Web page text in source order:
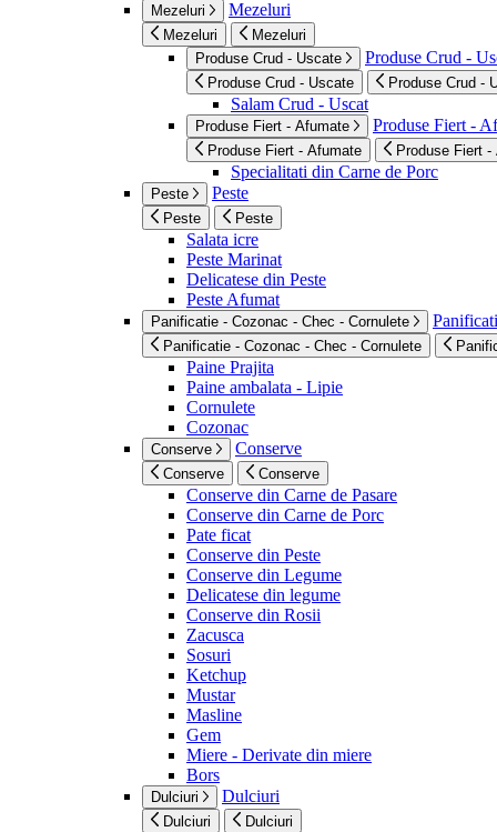
Mezeluri Mezeluri
Mezeluri
Mezeluri
Produse Crud - Uscate
Produse Crud -
Produse Crud - Uscate Produse Crud -
Salam Crud - Uscat
Produse Fiert - Afumate Produse Fiert -
Produse Fiert - Afumate Produse Fiert -
Specialitati din Carne de Porc
Peste Peste
Peste Peste
Salata icre
Peste Marinat
Delicatese din Peste
Peste Afumat
Panificatie - Cozonac - Chec - Cornulete
Panificatie - Cozonac - Chec - Cornulete
Paine Prajita
Paine ambalata - Lipie
Cornulete
Cozonac
Conserve Conserve
Conserve Conserve
Conserve din Carne de Pasare
Conserve din Carne de Porc
Pate ficat
Conserve din Peste
Conserve din Legume
Delicatese din legume
Conserve din Rosii
Zacusca
Sosuri
Ketchup
Mustar
Masline
Gem
Miere - Derivate din miere
Bors
Dulciuri Dulciuri
Dulciuri Dulciuri